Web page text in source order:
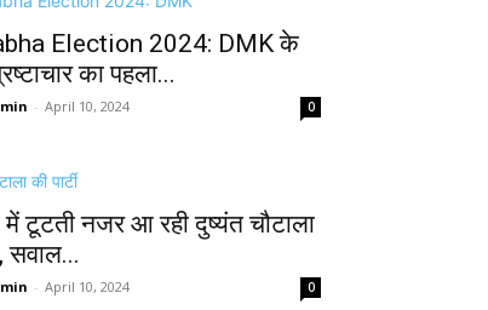
Election 2024: DMK के
का पहला...
- April 10, 2024 0
में टूटती नजर आ रही दुष्यंत चौटाला
सवाल...
- April 10, 2024 0